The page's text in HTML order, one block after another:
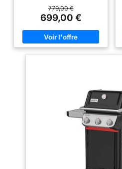
savoureux Brûleurs en acier
inoxydable : brûleurs robustes
et durables, conçus pour durer
Allumeur électronique : allumez
le gril en appuyant sur un
bouton Grils en fonte revêtus de
sur le couvercle : vérifiez la
température interne du gril
779,00 €
699,00 €